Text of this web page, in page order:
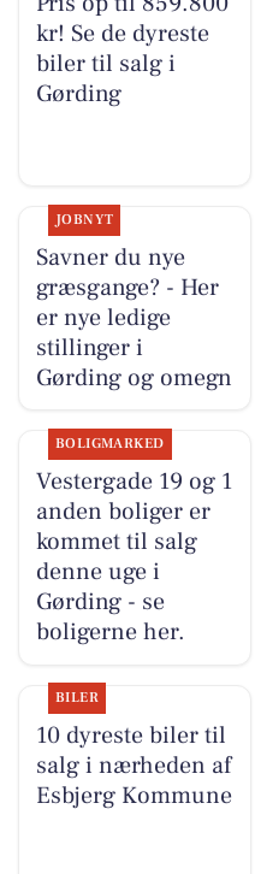
kr! Se de dyreste
biler til salg i
Gørding
JOBNYT
Savner du nye
græsgange? - Her
er nye ledige
stillinger i
Gørding og omegn
BOLIGMARKED
Vestergade 19 og 1
anden boliger er
kommet til salg
denne uge i
Gørding - se
boligerne her.
BILER
10 dyreste biler til
salg i nærheden af
Esbjerg Kommune